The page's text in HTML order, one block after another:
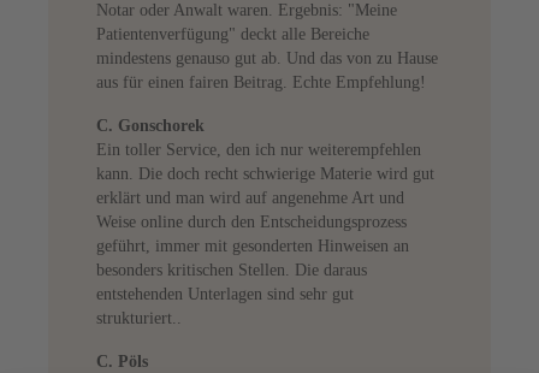
Notar oder Anwalt waren. Ergebnis: "Meine
Patientenverfügung" deckt alle Bereiche
mindestens genauso gut ab. Und das von zu Hause
aus für einen fairen Beitrag. Echte Empfehlung!
C. Gonschorek
Ein toller Service, den ich nur weiterempfehlen
kann. Die doch recht schwierige Materie wird gut
erklärt und man wird auf angenehme Art und
Weise online durch den Entscheidungsprozess
geführt, immer mit gesonderten Hinweisen an
besonders kritischen Stellen. Die daraus
entstehenden Unterlagen sind sehr gut
strukturiert..
C. Pöls